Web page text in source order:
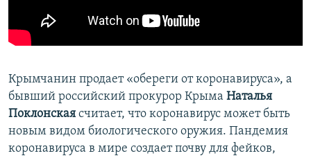
ПОБЕДИТЕЛЕЙ НЕ СУДЯТ?
КРЫМ.НЕПОКОРЕННЫЙ
УКРАИНСКАЯ ПРОБЛЕМА КРЫМА
ПРИСОЕДИНЯЙТЕСЬ!
Все сайты RFE/RL
Крымчанин продает «обереги от коронавируса», а
бывший российский прокурор Крыма Наталья
Поклонская считает, что коронавирус может быть
новым видом биологического оружия. Пандемия
коронавируса в мире создает почву для фейков,